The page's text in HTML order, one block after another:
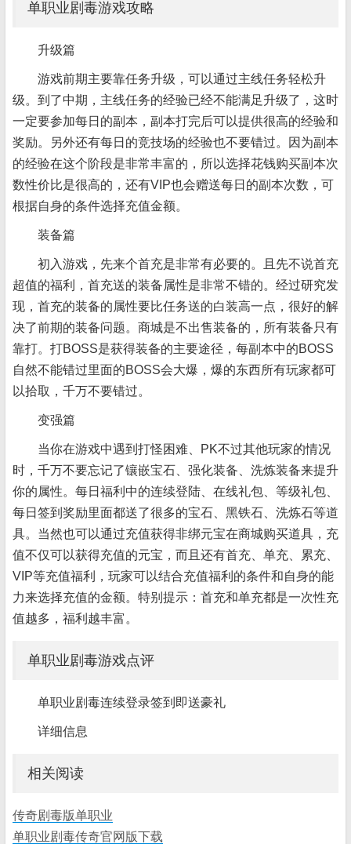
单职业剧毒游戏攻略
升级篇
游戏前期主要靠任务升级，可以通过主线任务轻松升
级。到了中期，主线任务的经验已经不能满足升级了，这时
一定要参加每日的副本，副本打完后可以提供很高的经验和
奖励。另外还有每日的竞技场的经验也不要错过。因为副本
的经验在这个阶段是非常丰富的，所以选择花钱购买副本次
数性价比是很高的，还有VIP也会赠送每日的副本次数，可
根据自身的条件选择充值金额。
装备篇
初入游戏，先来个首充是非常有必要的。且先不说首充
超值的福利，首充送的装备属性是非常不错的。经过研究发
现，首充的装备的属性要比任务送的白装高一点，很好的解
决了前期的装备问题。商城是不出售装备的，所有装备只有
靠打。打BOSS是获得装备的主要途径，每副本中的BOSS
自然不能错过里面的BOSS会大爆，爆的东西所有玩家都可
以拾取，千万不要错过。
变强篇
当你在游戏中遇到打怪困难、PK不过其他玩家的情况
时，千万不要忘记了镶嵌宝石、强化装备、洗炼装备来提升
你的属性。每日福利中的连续登陆、在线礼包、等级礼包、
每日签到奖励里面都送了很多的宝石、黑铁石、洗炼石等道
具。当然也可以通过充值获得非绑元宝在商城购买道具，充
值不仅可以获得充值的元宝，而且还有首充、单充、累充、
VIP等充值福利，玩家可以结合充值福利的条件和自身的能
力来选择充值的金额。特别提示：首充和单充都是一次性充
值越多，福利越丰富。
单职业剧毒游戏点评
单职业剧毒连续登录签到即送豪礼
详细信息
相关阅读
传奇剧毒版单职业
单职业剧毒传奇官网版下载